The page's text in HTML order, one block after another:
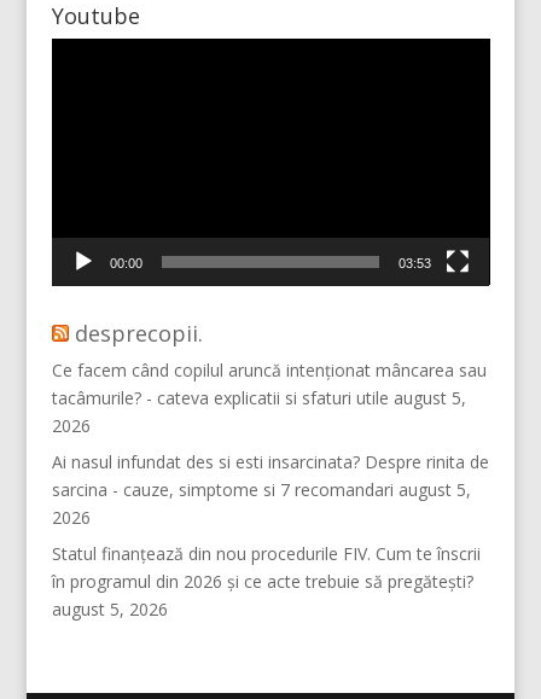
Youtube
00:00 03:53
desprecopii.
Ce facem când copilul aruncă intenționat mâncarea sau
tacâmurile? - cateva explicatii si sfaturi utile august 5,
2026
Ai nasul infundat des si esti insarcinata? Despre rinita de
sarcina - cauze, simptome si 7 recomandari august 5,
2026
Statul finanțează din nou procedurile FIV. Cum te înscrii
în programul din 2026 și ce acte trebuie să pregătești?
august 5, 2026